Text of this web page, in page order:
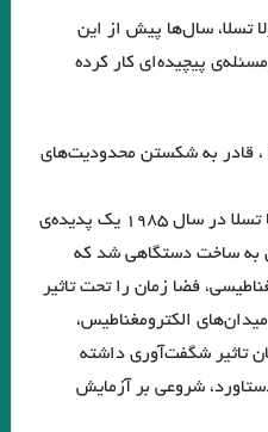
و قلم را لَختی بر وی بگریانم … بیهقی
پایه ی سبک شناسی “وِردانک”/ فصل
.یاکووس کامپانل‌لیس | مترجم: ‌احمد شاملو
الاولیاء/ذکر حسین منصور حلاج
” ادبیات و ترس “امیر احمدی آریان .
تسلا، سال‌ها پیش از این
پیچیده‌ای کار کرده
، قادر به شکستن محدودیت‌های
بر اساس گزارشات موجود، نیکولا تسلا در سال ۱۹۸۵ یک پدیده‌ی
به ساخت دستگاهی شد که
فضا زمان را تحت تاثیر
الکترومغناطیس،
تاثیر شگفت‌آوری داشته
شروعی بر آزمایش